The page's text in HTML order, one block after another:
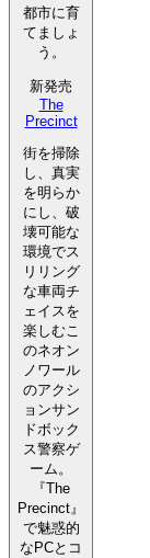
都市に育
てましょ
う。
新発売
The
Precinct
街を掃除
し、真実
を明らか
にし、破
壊可能な
環境でス
リリング
な車両チ
ェイスを
楽しむこ
のネオン
ノワール
のアクシ
ョンサン
ドボック
ス警察ゲ
ーム。
『The
Precinct』
で魅惑的
なPCとコ